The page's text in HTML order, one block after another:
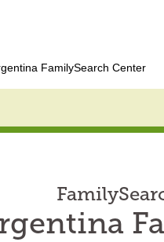
FamilySearch Center